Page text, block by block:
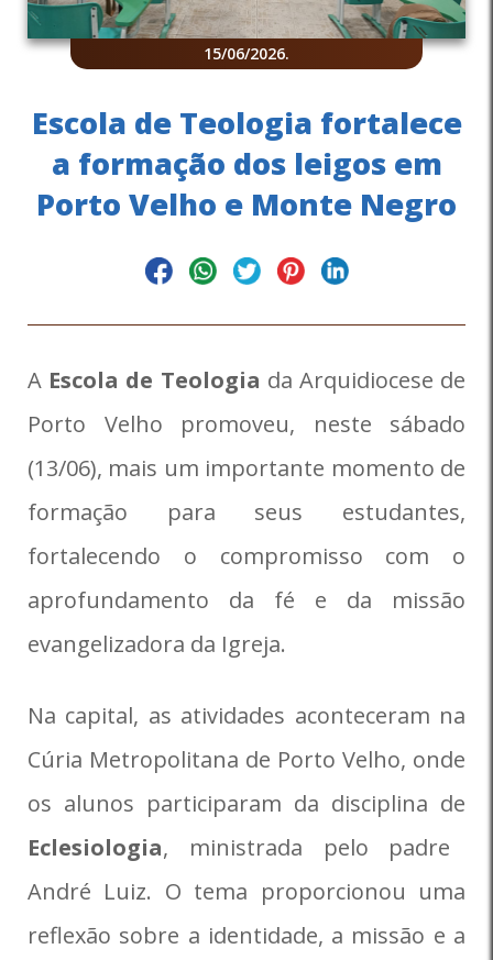
15/06/2026.
Escola de Teologia fortalece
a formação dos leigos em
Porto Velho e Monte Negro
A Escola de Teologia da Arquidiocese de
Porto Velho promoveu, neste sábado
(13/06), mais um importante momento de
formação para seus estudantes,
fortalecendo o compromisso com o
aprofundamento da fé e da missão
evangelizadora da Igreja.
Na capital, as atividades aconteceram na
Cúria Metropolitana de Porto Velho, onde
os alunos participaram da disciplina de
Eclesiologia, ministrada pelo padre
André Luiz. O tema proporcionou uma
reflexão sobre a identidade, a missão e a